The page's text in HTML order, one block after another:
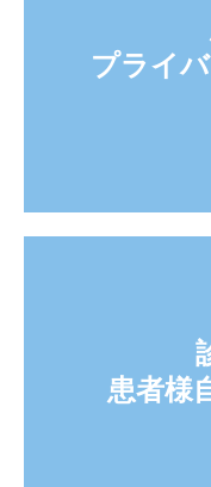
プライ
患者様